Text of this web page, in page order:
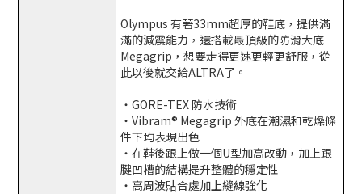
Olympus 有著33mm超厚的鞋底，提供滿
滿的減震能力，還搭載最頂級的防滑大底
Megagrip，想要走得更速更輕更舒服，從
此以後就交給ALTRA了。
・GORE-TEX 防水技術
・Vibram® Megagrip 外底在潮濕和乾燥條
件下均表現出色
・在鞋後跟上做一個U型加高改動，加上跟
腱凹槽的結構提升整體的穩定性
・高周波貼合處加上縫線強化